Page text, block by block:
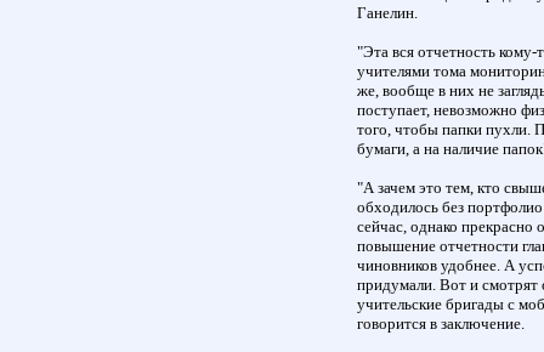
Ганелин.
"Эта вся отчетность
учителями тома
же, вообще в них не
поступает, невозможно
того, чтобы папки пухли.
бумаги, а на наличие
"А зачем это тем, кто
обходилось без
сейчас, однако прекрасно
повышение отчетности
чиновников удобнее. А
придумали. Вот и смотрят
учительские бригады с
говорится в заключение.